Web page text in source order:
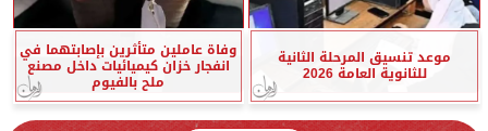
موعد تنسيق المرحلة الثانية
للثانوية العامة 2026
وفاة عاملين متأثرين بإصابتهما في
انفجار خزان كيميائيات داخل مصنع
ملح بالفيوم